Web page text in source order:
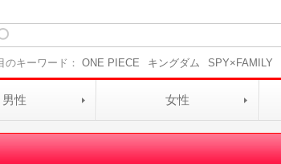
のキーワード： ONE PIECE キングダム SPY×FAMILY
男性 女性